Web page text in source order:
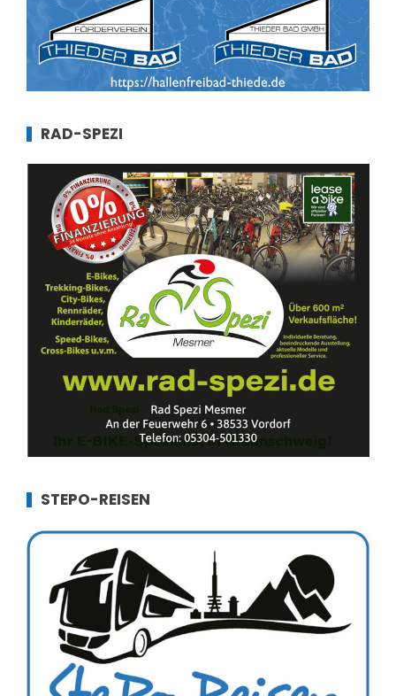
RAD-SPEZI
STEPO-REISEN